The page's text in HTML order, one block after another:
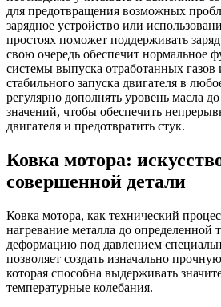
для предотвращения возможных
зарядное устройство или
простоях поможет поддерживать
свою очередь обеспечит нормальное
системы выпуска отработанных газов
стабильного запуска двигателя в
регулярно дополнять уровень масла
значений, чтобы обеспечить
двигателя и предотвратить стук.
Ковка мотора:
совершенной детали
Ковка мотора, как технический
нагревание металла до определенной
деформацию под давлением
позволяет создать изначально
которая способна выдерживать
температурные колебания.